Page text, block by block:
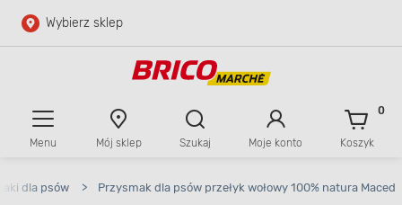
Przejdź do głównej zawartości
Wybierz sklep
Menu Mój sklep Szukaj Moje konto Koszyk
0
dla psów > Przysmak dla psów przełyk wołowy 100% natura Maced